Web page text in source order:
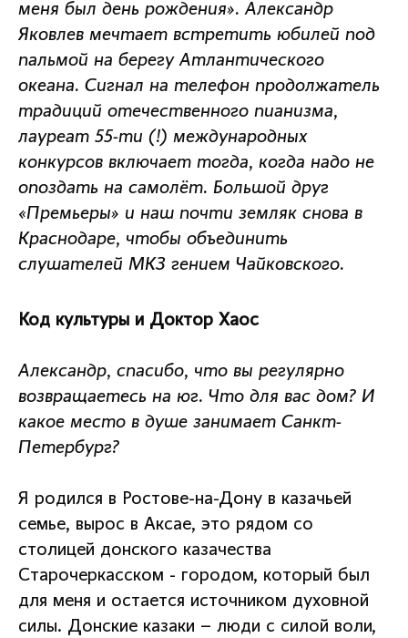
меня был день рождения». Александр
Яковлев мечтает встретить юбилей под
пальмой на берегу Атлантического
океана. Сигнал на телефон продолжатель
традиций отечественного пианизма,
лауреат 55-ти (!) международных
конкурсов включает тогда, когда надо не
опоздать на самолёт. Большой друг
«Премьеры» и наш почти земляк снова в
Краснодаре, чтобы объединить
слушателей МКЗ гением Чайковского.
Код культуры и Доктор Хаос
Александр, спасибо, что вы регулярно
возвращаетесь на юг. Что для вас дом? И
какое место в душе занимает Санкт-
Петербург?
Я родился в Ростове-на-Дону в казачьей
семье, вырос в Аксае, это рядом со
столицей донского казачества
Старочеркасском - городом, который был
для меня и остается источником духовной
силы. Донские казаки – люди с силой воли,